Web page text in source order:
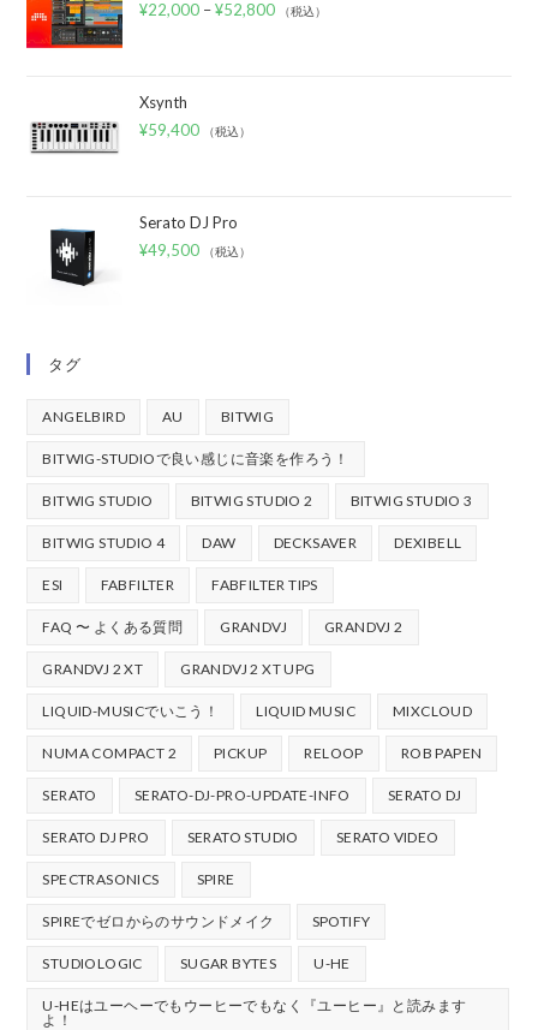
¥22,000 –¥52,800 （税込）
Xsynth
¥59,400 （税込）
Serato DJ Pro
¥49,500 （税込）
タグ
ANGELBIRD AU BITWIG
BITWIG-STUDIOで良い感じに音楽を作ろう！
BITWIG STUDIO BITWIG STUDIO 2 BITWIG STUDIO 3
BITWIG STUDIO 4 DAW DECKSAVER DEXIBELL
ESI FABFILTER FABFILTER TIPS
FAQ 〜 よくある質問 GRANDVJ GRANDVJ 2
GRANDVJ 2 XT GRANDVJ 2 XT UPG
LIQUID-MUSICでいこう！ LIQUID MUSIC MIXCLOUD
NUMA COMPACT 2 PICKUP RELOOP ROB PAPEN
SERATO SERATO-DJ-PRO-UPDATE-INFO SERATO DJ
SERATO DJ PRO SERATO STUDIO SERATO VIDEO
SPECTRASONICS SPIRE
SPIREでゼロからのサウンドメイク SPOTIFY
STUDIOLOGIC SUGAR BYTES U-HE
U-HEはユーヘーでもウーヒーでもなく『ユーヒー』と読みます
よ！